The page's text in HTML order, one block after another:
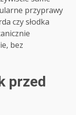
przyprawy
czy słodka
bez
przed